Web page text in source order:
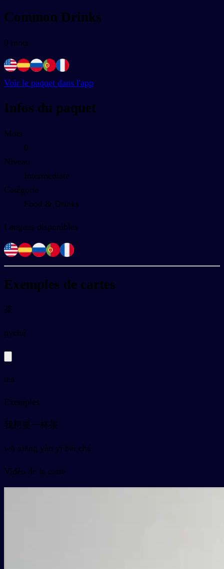
Common Drinks
0 mots
Voir le paquet dans l'app
Infos du paquet
Mots
0
Niveau
Intermediate
Catégorie
Food & Drinks
Langues disponibles
Exemples de cartes
茶
pychá
tea
Exemples
我想要一杯茶
wǒ xiǎng yào yī bēi chá
Vidéo de la carte